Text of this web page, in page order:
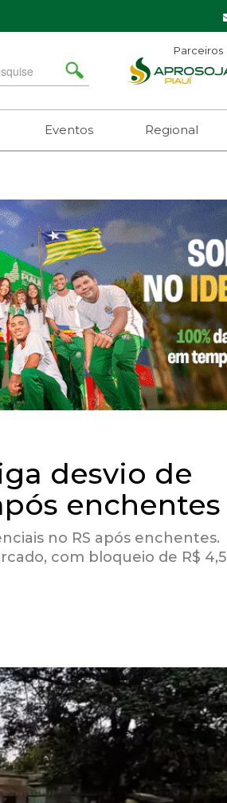
Parceiros
Eventos Regional
desvio de
enchentes
no RS após enchentes.
com bloqueio de R$ 4,5